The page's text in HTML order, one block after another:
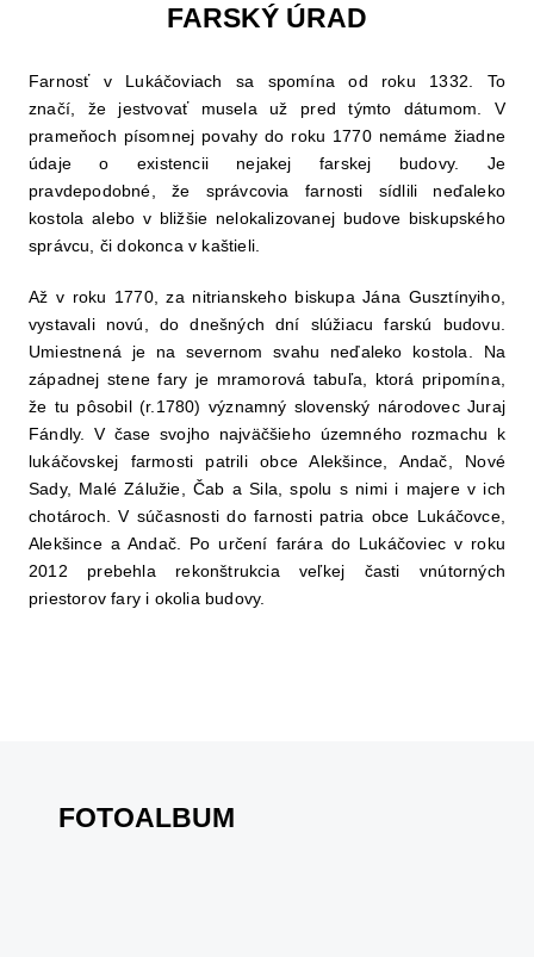
FARSKÝ ÚRAD
Farnosť v Lukáčoviach sa spomína od roku 1332. To
značí, že jestvovať musela už pred týmto dátumom. V
prameňoch písomnej povahy do roku 1770 nemáme žiadne
údaje o existencii nejakej farskej budovy. Je
pravdepodobné, že správcovia farnosti sídlili neďaleko
kostola alebo v bližšie nelokalizovanej budove biskupského
správcu, či dokonca v kaštieli.
Až v roku 1770, za nitrianskeho biskupa Jána Gusztínyiho,
vystavali novú, do dnešných dní slúžiacu farskú budovu.
Umiestnená je na severnom svahu neďaleko kostola. Na
západnej stene fary je mramorová tabuľa, ktorá pripomína,
že tu pôsobil (r.1780) významný slovenský národovec Juraj
Fándly. V čase svojho najväčšieho územného rozmachu k
lukáčovskej farmosti patrili obce Alekšince, Andač, Nové
Sady, Malé Zálužie, Čab a Sila, spolu s nimi i majere v ich
chotároch. V súčasnosti do farnosti patria obce Lukáčovce,
Alekšince a Andač. Po určení farára do Lukáčoviec v roku
2012 prebehla rekonštrukcia veľkej časti vnútorných
priestorov fary i okolia budovy.
FOTOALBUM